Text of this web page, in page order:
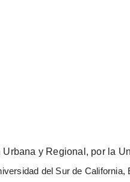
y Regional, por la
del Sur de California,